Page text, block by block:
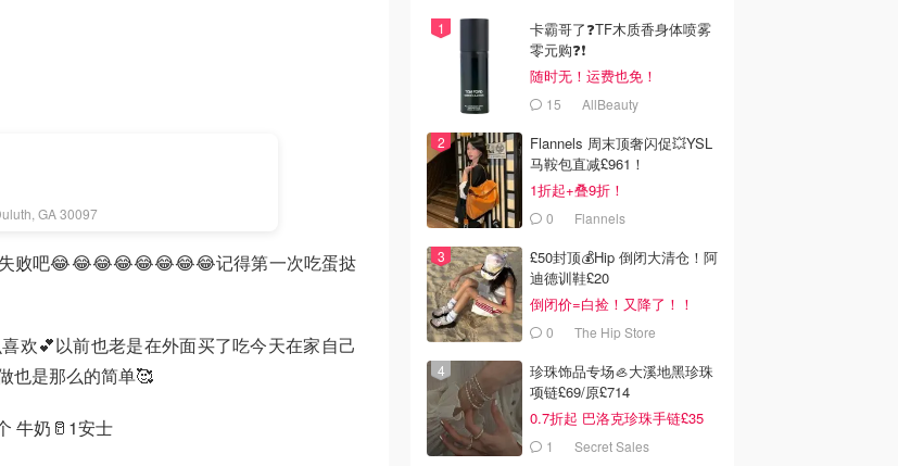
GA 30097
败吧😂😂😂😂😂😂😂😂记得第一次吃蛋挞
欢💕以前也老是在外面买了吃今天在家自己
也是那么的简单🥰
牛奶🥛1安士
卡霸哥了❓TF木质香身体喷雾
零元购❓❗
随时无！运费也免！
15 AllBeauty
Flannels 周末顶奢闪促💥YSL
马鞍包直减£961！
1折起+叠9折！
0 Flannels
£50封顶💰Hip 倒闭大清仓！阿
迪德训鞋£20
倒闭价=白捡！又降了！！
0 The Hip Store
珍珠饰品专场🦪大溪地黑珍珠
项链£69/原£714
0.7折起 巴洛克珍珠手链£35
1 Secret Sales